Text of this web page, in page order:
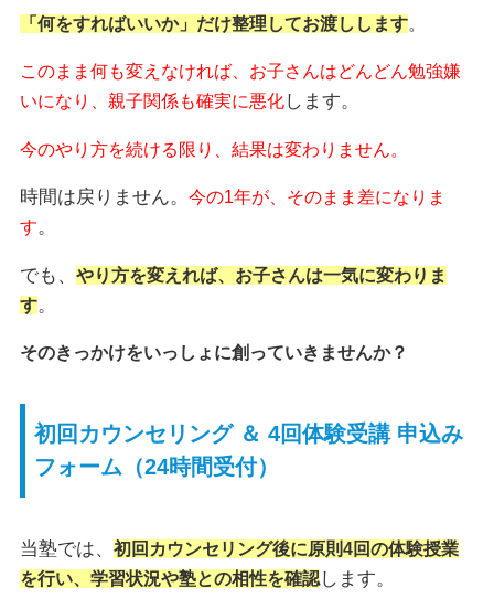
「何をすればいいか」だけ整理してお渡しします。
このまま何も変えなければ、お子さんはどんどん勉強嫌
いになり、親子関係も確実に悪化します。
今のやり方を続ける限り、結果は変わりません。
時間は戻りません。 今の1年が、そのまま差になりま
す。
でも、 やり方を変えれば、お子さんは一気に変わりま
す。
そのきっかけをいっしょに創っていきませんか？
初回カウンセリング ＆ 4回体験受講 申込み
フォーム（24時間受付）
当塾では、 初回カウンセリング後に原則4回の体験授業
を行い、学習状況や塾との相性を確認します。